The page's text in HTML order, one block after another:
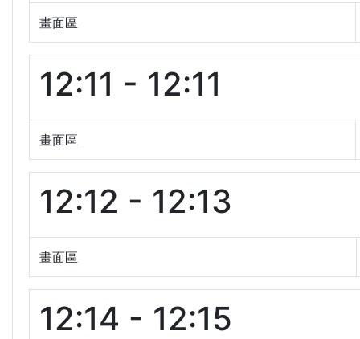
畫面區
12:11 - 12:11
畫面區
12:12 - 12:13
畫面區
12:14 - 12:15